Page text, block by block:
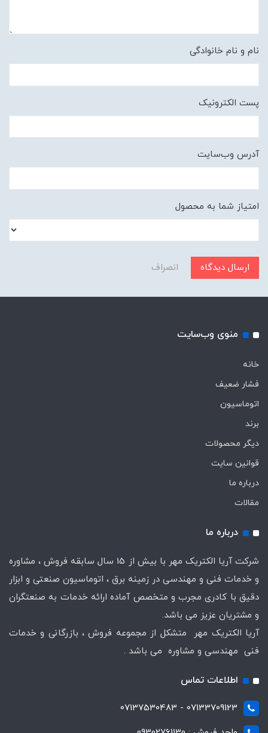
نام و نام خانوادگی
پست الکترونیک
آدرس وب‌سایت
امتیاز شما به محصول
ارسال دیدگاه انصراف
منوی وب‌سایت
خانه
فشار ضعیف
اتوماسیون
برند
دیگر محصولات
قوانین سایت
درباره ما
مقالات
درباره ما
شرکت آریا الکتریک مهر با بیش از 15 سال سابقه فروش ، مشاوره
و خدمات فنی و مهندسی در زمینه برق ، اتوماسیون صنعتی و ابزار
دقیق با کادری مجرب و متخصص آماده ارائه خدمات به صنعتگران
و مشتریان عزیز می باشد.
آریا الکتریک مهر متشکل از مجموعه فروش ، بازرگانی و خدمات
فنی مهندسی و مشاوره می باشد .
اطلاعات تماس
07133709123 - 07137530483